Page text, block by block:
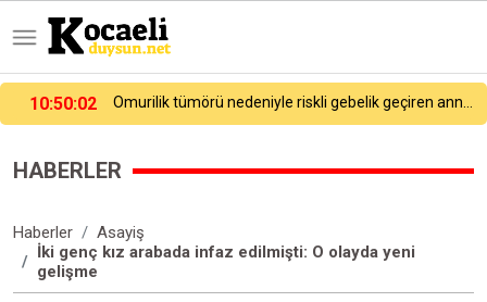
10:23:14
HABERLER
Haberler
Asayiş
İki genç kız arabada infaz edilmişti: O olayda yeni
gelişme